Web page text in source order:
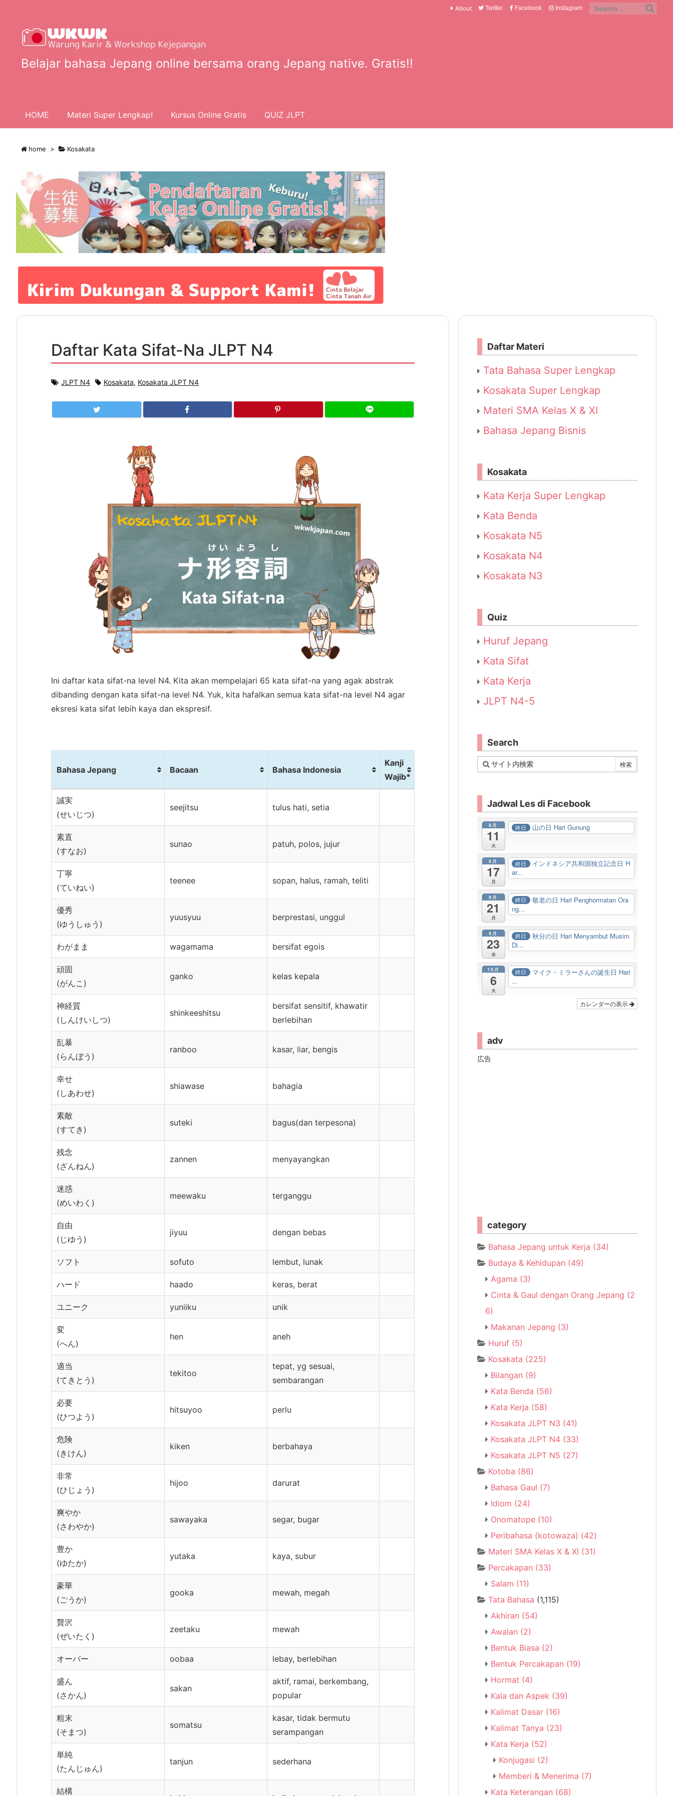
Belajar bahasa Jepang online bersama orang Jepang native. Gratis!!
HOME Materi Super Lengkap! Kursus Online Gratis QUIZ JLPT
About Twitter Facebook Instagram
home > Kosakata
Daftar Kata Sifat-Na JLPT N4
JLPT N4 Kosakata, Kosakata JLPT N4
Ini daftar kata sifat-na level N4. Kita akan mempelajari 65 kata sifat-na yang agak abstrak
dibanding dengan kata sifat-na level N4. Yuk, kita hafalkan semua kata sifat-na level N4 agar
eksresi kata sifat lebih kaya dan ekspresif.
Bahasa Jepang Bacaan Bahasa Indonesia
Kanji
Wajib*
Bahasa Jepang
誠実
(せいじつ)
seejitsu tulus hati, setia
素直
(すなお)
sunao patuh, polos, jujur
丁寧
(ていねい)
teenee sopan, halus, ramah, teliti
優秀
(ゆうしゅう)
yuusyuu berprestasi, unggul
わがまま wagamama bersifat egois
頑固
(がんこ)
ganko kelas kepala
神経質
(しんけいしつ)
shinkeeshitsu
bersifat sensitif, khawatir
berlebihan
乱暴
(らんぼう)
ranboo kasar, liar, bengis
幸せ
(しあわせ)
shiawase bahagia
素敵
(すてき)
suteki bagus(dan terpesona)
残念
(ざんねん)
zannen menyayangkan
迷惑
(めいわく)
meewaku terganggu
自由
(じゆう)
jiyuu dengan bebas
ソフト sofuto lembut, lunak
ハード haado keras, berat
ユニーク yuniiku unik
変
(へん)
hen aneh
適当
(てきとう)
tekitoo
tepat, yg sesuai,
sembarangan
必要
(ひつよう)
hitsuyoo perlu
危険
(きけん)
kiken berbahaya
非常
(ひじょう)
hijoo darurat
爽やか
(さわやか)
sawayaka segar, bugar
豊か
(ゆたか)
yutaka kaya, subur
豪華
(ごうか)
gooka mewah, megah
贅沢
(ぜいたく)
zeetaku mewah
オーバー oobaa lebay, berlebihan
盛ん
(さかん)
sakan
aktif, ramai, berkembang,
popular
粗末
(そまつ)
somatsu
kasar, tidak bermutu
serampangan
単純
(たんじゅん)
tanjun sederhana
結構
Daftar Materi
Tata Bahasa Super Lengkap
Kosakata Super Lengkap
Materi SMA Kelas X & XI
Bahasa Jepang Bisnis
Kosakata
Kata Kerja Super Lengkap
Kata Benda
Kosakata N5
Kosakata N4
Kosakata N3
Quiz
Huruf Jepang
Kata Sifat
Kata Kerja
JLPT N4-5
Search
Jadwal Les di Facebook
8月
11
火
終日 山の日 Hari Gunung
8月
17
月
終日
インドネシア共和国独立記念日 H
ar...
9月
21
月
終日
敬老の日 Hari Penghormatan Ora
ng...
9月
23
水
終日
秋分の日 Hari Menyambut Musim
Di...
10月
6
火
終日
マイク・ミラーさんの誕生日 Hari
...
カレンダーの表示
adv
広告
category
Bahasa Jepang untuk Kerja (34)
Budaya & Kehidupan (49)
Agama (3)
Cinta & Gaul dengan Orang Jepang (2
6)
Makanan Jepang (3)
Huruf (5)
Kosakata (225)
Bilangan (9)
Kata Benda (56)
Kata Kerja (58)
Kosakata JLPT N3 (41)
Kosakata JLPT N4 (33)
Kosakata JLPT N5 (27)
Kotoba (86)
Bahasa Gaul (7)
Idiom (24)
Onomatope (10)
Peribahasa (kotowaza) (42)
Materi SMA Kelas X & XI (31)
Percakapan (33)
Salam (11)
Tata Bahasa (1,115)
Akhiran (54)
Awalan (2)
Bentuk Biasa (2)
Bentuk Percakapan (19)
Hormat (4)
Kala dan Aspek (39)
Kalimat Dasar (16)
Kalimat Tanya (23)
Kata Kerja (52)
Konjugasi (2)
Memberi & Menerima (7)
Kata Keterangan (68)